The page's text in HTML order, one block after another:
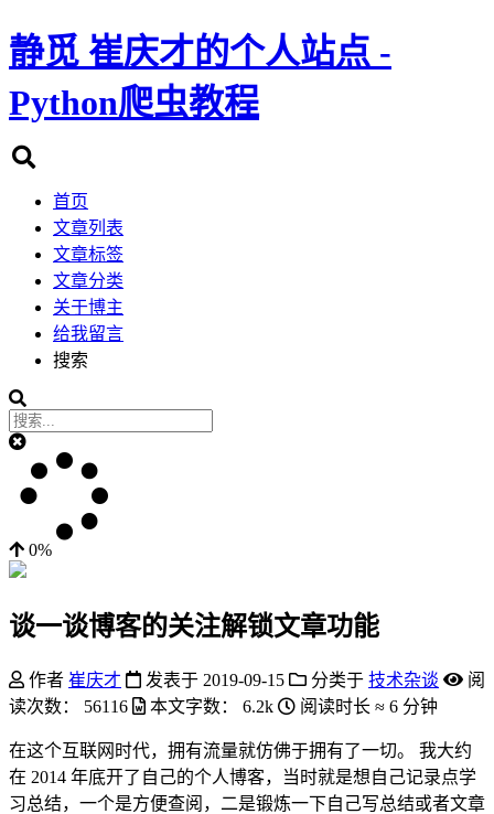
静觅 崔庆才的个人站点 -
Python爬虫教程
首页
文章列表
文章标签
文章分类
关于博主
给我留言
搜索
0%
谈一谈博客的关注解锁文章功能
作者 崔庆才 发表于 2019-09-15 分类于 技术杂谈
阅
读次数：
56116 本文字数： 6.2k 阅读时长 ≈ 6 分钟
在这个互联网时代，拥有流量就仿佛于拥有了一切。 我大约
在 2014 年底开了自己的个人博客，当时就是想自己记录点学
习总结，一个是方便查阅，二是锻炼一下自己写总结或者文章